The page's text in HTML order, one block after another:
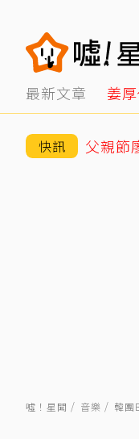
最新文章 姜
快訊 父親節
噓！星聞 音樂 韓團